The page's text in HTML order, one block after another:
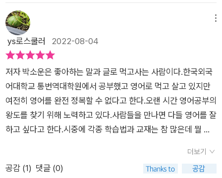
니다.영어는 그런 면에서 매력은 좀 떨어지지만 대신 '내가 좋아
하는 분야'를 파고들 수 있게 해주는 튼튼하고 쓸모있는 도구입니
다.쉽게 말해 영어는 '덕질'에 최적화된 언어입니다.p72​덕질이란
접근이 참 참신하다.​그런데 말이 되는 것이 뭐든지 접근 장벽이
니 말이다.​좋아하는 영화나 드라마, 음악 등으로 다양한 덕질의
분야들을찾아 검색해보면 흥미로운 것들이 참 많다.​한 때 좋아했
던 미드를 가지고 영어 공부를 해볼까 싶었는데독박 육아에 지쳐
있을 때라 좀 여유가 없었던 이유를 핑계삼아 제대로 공부를 해보
지 못했다.​최근 다시 미드를 보면서 그때와는 다른 시간적 여유와
언어적 접근으로 좀 더 자유롭게 재미있게 하나 하나 파고들어 공
부해보고 싶어졌다.​주변에 스페인어, 라틴어를 공부하는 지인이
중'이란 표현을 더 좋아한다.그 누구도 주어진 업무를 모조리 야
무지게 해낼 수 없고, 중요한 순서대로 줄을 세우고, 감당할 수 있
는 정도만 깔끔하게 해내는 것이 중요 하다. 불필요한 나머지는
포기할 줄도 알아야 한다. 외국어는 평생의 과제이다 그만큼 배우
고 숙지하고 외워야 할 부분이 많기 때문이다. 그렇다면 영어의
우선순위는? 없다! 원활하게 사용하기 위해서는 모든 항목, 모든
단계를 차근히 공부해야 한다. 기본이지만 놓칠 수 없는 단어공부
문법이나 발음,영어공부의 다른 부분들에 비하면 단어 공부는 그
방법이 지극히 단순하다. 그래서 덜 재미있게 느껴지기도 하지만
접하고 외우는게 좋다. 이왕이면 낱말의 짝을 많이 알면 '있어 보
인다 또 한국어 표현을 영어로 바꿔보는 연습도 해보자. 언어는
이 많아졌다.하지만 대학을 졸업하고도 영어로 말하는 것이 서툴
고 어색해 여전히 많은 학생들이 회화 학원에 등록하고 있다. 직
장인이 되어서도 새벽반 혹은 저녁반에서 주경야독하며 영어 말
하기에 매달리고 있는데, 해결책이 보이지 않는다면?p.25영어
명하게 정해놓고 방향을 맞추는 게 좋지 않을까요? 당신이 추구
하는 영어는 어떤 영어인가요?p.27영어 단어 'field'를 아이에게
영어로 설명한다면 뭐라고 하는 게 좋을까요? 어려운 영어도 아
닌데 머릿속이 복잡해질 것입니다. 아이의 영어유치원에서 나눠
준 출력물을 보니 'field' 옆에 'open area'라는 설명이 붙어 있더
라고요. 별것 없죠?<나의 마지막 영어 공부>의 저자는 통역사로
십수 년간 활동하고 있다고 한다. 그동안 영어를 잘 하고 싶어 하
ys로스쿨러 2022-08-04
저자 박소운은 좋아하는 말과 글로 먹고사는 사람이다.한국외국
어대학교 통번역대학원에서 공부했고 영어로 먹고 살고 있지만
여전히 영어를 완전 정복할 수 없다고 한다.오랜 시간 영어공부의
왕도를 찾기 위해 노력하고 있다.사람들을 만나면 다들 영어를 잘
하고 싶다고 한다.시중에 각종 학습법과 교재는 참 많은데 뭘 골
어도 그 누구의 한국어도 완벽하지 않다.모든 한국인이 표준어를
쓰지도 맞춤법을 완벽하게 지키지도 않는다.그래도 서로 원활하
더보기
공감 (1) 댓글 (0)